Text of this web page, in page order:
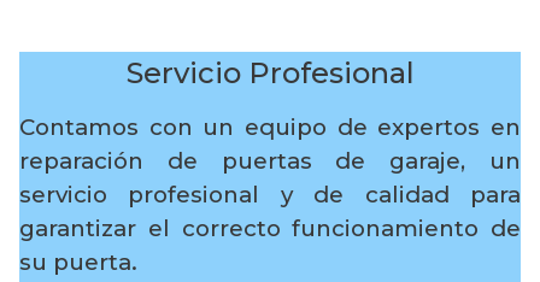
Servicio Profesional
Contamos con un equipo de expertos en
reparación de puertas de garaje, un
servicio profesional y de calidad para
garantizar el correcto funcionamiento de
su puerta.